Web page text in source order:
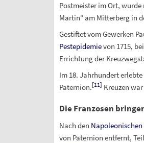
Postmeister im Ort, wurde
Martin“ am Mitterberg in
Gestiftet vom Gewerken
Pestepidemievon 1715,
Errichtung der
Im 18. Jahrhundert
Paternion.[11] Kreuzen
Die Franzosen
Nach den Napoleonischen
von Paternion entfernt,